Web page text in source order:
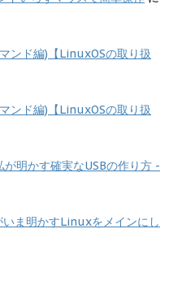
ンド編)【LinuxOSの取り扱
ンド編)【LinuxOSの取り扱
明かす確実なUSBの作り方 -
ま明かすLinuxをメインにし